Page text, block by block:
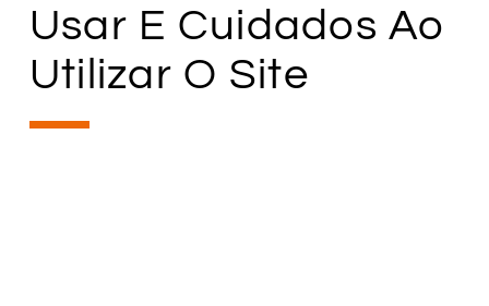
Usar E Cuidados Ao
Utilizar O Site